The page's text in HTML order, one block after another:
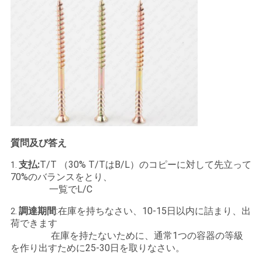
を
要
求
な
さ
質問及び答え
1. 支払:T/T （30% T/TはB/L）のコピーに対して先立って
70%のバランスをとり、
一覧でL/C
2. 調達期間:在庫を持ちなさい、10-15日以内に詰まり、出
荷できます
在庫を持たないために、通常1つの容器の等級
を作り出すために25-30日を取りなさい。